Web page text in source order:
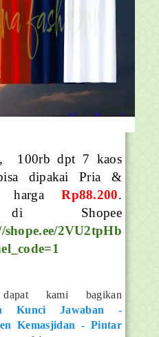
100rb dpt 7 kaos
dipakai Pria &
hargaRp88.200.
di Shopee
shope.ee/2VU2tpHb
kami bagikan
Kunci Jawaban -
Kemasjidan - Pintar